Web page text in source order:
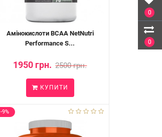
0
0
Амінокислоти BCAA NetNutri
Performance S...
1950 грн. 2500 грн.
КУПИТИ
-9%